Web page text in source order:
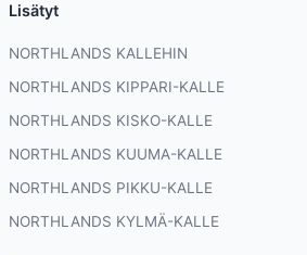
Lisätyt
NORTHLANDS KALLEHIN
NORTHLANDS KIPPARI-KALLE
NORTHLANDS KISKO-KALLE
NORTHLANDS KUUMA-KALLE
NORTHLANDS PIKKU-KALLE
NORTHLANDS KYLMÄ-KALLE